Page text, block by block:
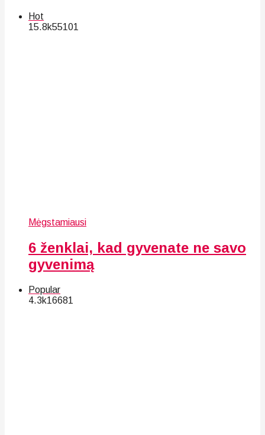
Hot
15.8k55101
Mėgstamiausi
6 ženklai, kad gyvenate ne savo
gyvenimą
Popular
4.3k16681